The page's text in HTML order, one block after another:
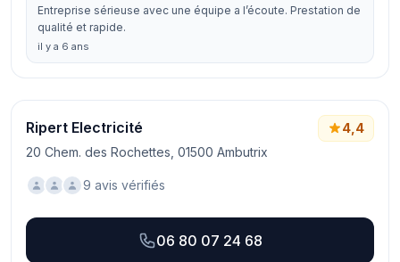
Entreprise sérieuse avec une équipe a l’écoute. Prestation de
qualité et rapide.
il y a 6 ans
Ripert Electricité
20 Chem. des Rochettes, 01500 Ambutrix
4,4
9 avis vérifiés
06 80 07 24 68